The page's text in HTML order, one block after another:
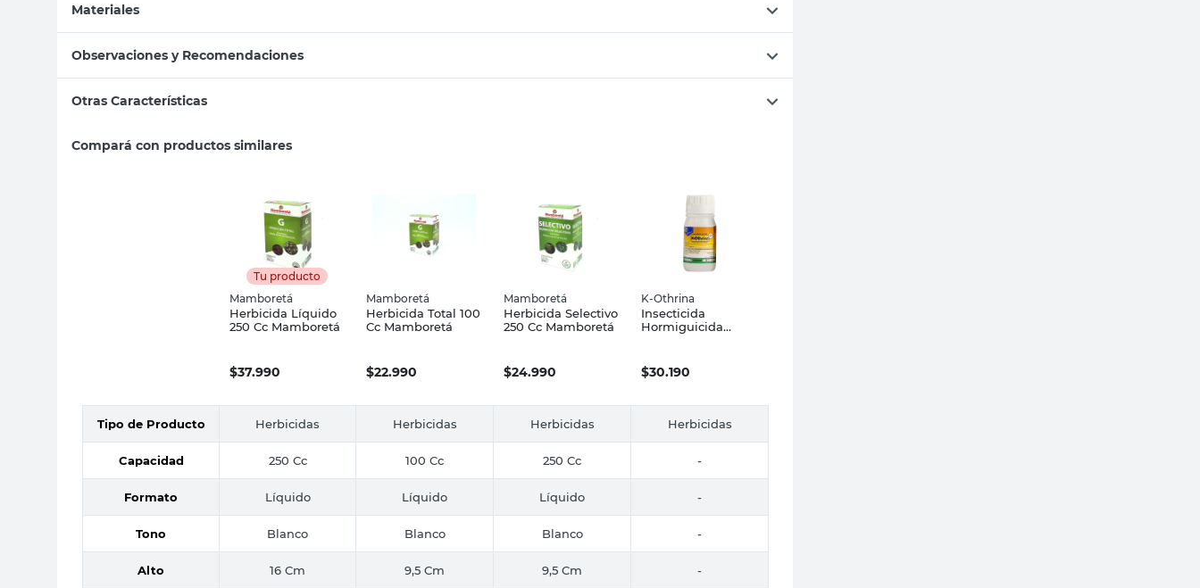
Materiales
Observaciones y Recomendaciones
Otras Características
Compará con productos similares
Tu producto
Mamboretá
Herbicida Líquido
250 Cc Mamboretá
$37.990
Mamboretá
Herbicida Total 100
Cc Mamboretá
$22.990
Mamboretá
Herbicida Selectivo
250 Cc Mamboretá
$24.990
K-Othrina
Insecticida
Hormiguicida
$30.190
Tipo de Producto Herbicidas Herbicidas Herbicidas Herbicidas
Capacidad 250 Cc 100 Cc 250 Cc -
Formato Líquido Líquido Líquido -
Tono Blanco Blanco Blanco -
Alto 16 Cm 9,5 Cm 9,5 Cm -